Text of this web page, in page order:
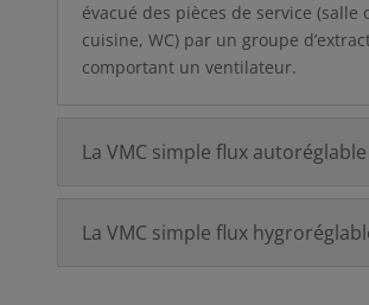
évacué des pièces de service (salle
cuisine, WC) par un groupe
comportant un ventilateur.
La VMC simple flux autoréglable
La VMC simple flux